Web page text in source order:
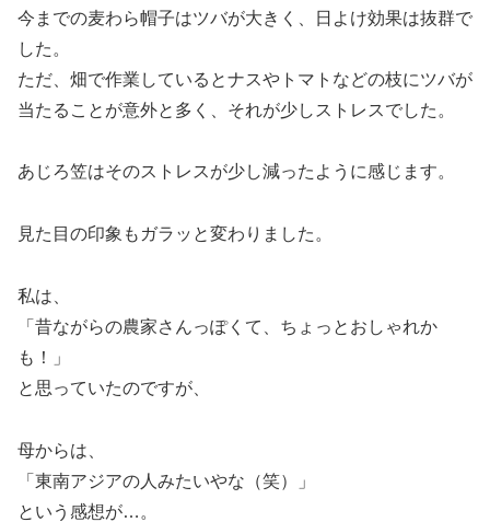
今までの麦わら帽子はツバが大きく、日よけ効果は抜群で
した。
ただ、畑で作業しているとナスやトマトなどの枝にツバが
当たることが意外と多く、それが少しストレスでした。
あじろ笠はそのストレスが少し減ったように感じます。
見た目の印象もガラッと変わりました。
私は、
「昔ながらの農家さんっぽくて、ちょっとおしゃれか
も！」
と思っていたのですが、
母からは、
「東南アジアの人みたいやな（笑）」
という感想が…。